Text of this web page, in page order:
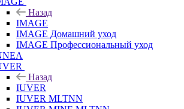
Назад
IMAGE
IMAGE Домашний уход
IMAGE Профессиональный уход
Назад
IUVER
IUVER MLTNN